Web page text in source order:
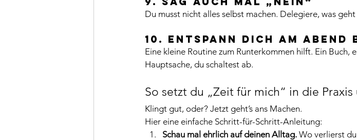
Du musst nicht alles selbst machen. Delegiere, was
10. Entspann dich am Abend
Eine kleine Routine zum Runterkommen hilft. Ein Buch,
Hauptsache, du schaltest ab.
So setzt du „Zeit für mich“ in die Praxis
Klingt gut, oder? Jetzt geht’s ans Machen.
Hier eine einfache Schritt-für-Schritt-Anleitung:
Schau mal ehrlich auf deinen Alltag. Wo verlierst